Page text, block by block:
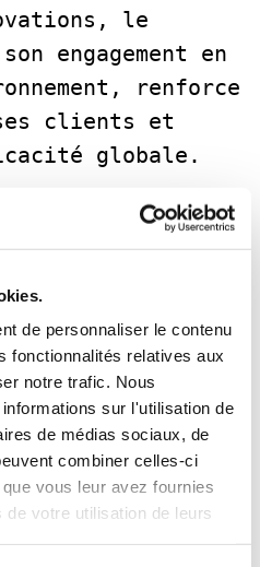
de personnaliser le contenu
fonctionnalités relatives aux
notre trafic. Nous
sur l'utilisation de
de médias sociaux, de
combiner celles-ci
vous leur avez fournies
votre utilisation de leurs
le
engagement en
renforce
clients et
globale.
maritime
pratiques plus
l'environnement,
pour les
entreprises qui
leurs opérations
durables. Chez
des solutions
sur
avec MBE : nous